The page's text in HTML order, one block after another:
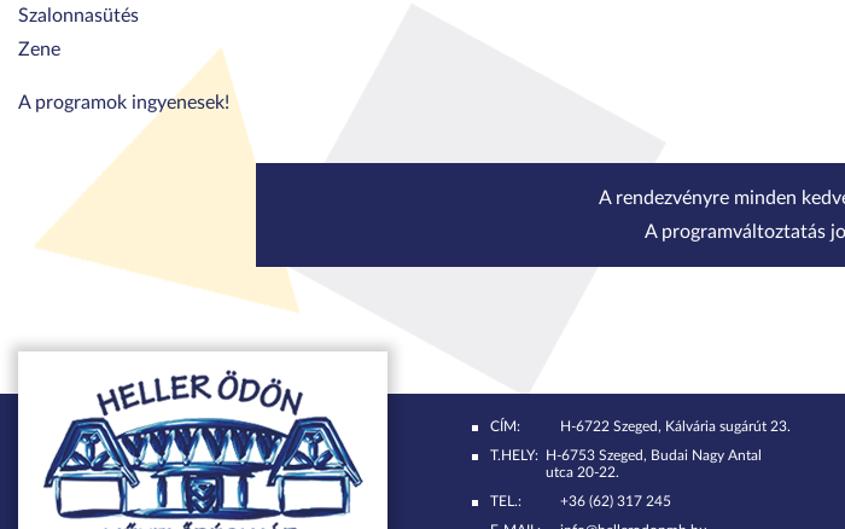
Szalonnasütés
Zene
A programok ingyenesek!
A rendezvényre minden
A programváltoztatás
CÍM:
H-6722 Szeged, Kálvária sugárút 23.
T.HELY: H-6753 Szeged, Budai Nagy Antal
utca 20-22.
TEL.:
+36 (62) 317 245